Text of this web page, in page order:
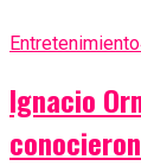
Entretenimiento
Ignacio